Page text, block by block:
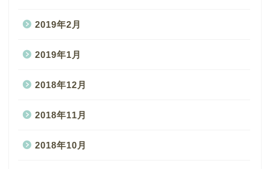
2019年2月
2019年1月
2018年12月
2018年11月
2018年10月